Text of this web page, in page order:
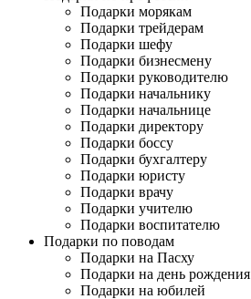
Подарки морякам
Подарки трейдерам
Подарки шефу
Подарки бизнесмену
Подарки руководителю
Подарки начальнику
Подарки начальнице
Подарки директору
Подарки боссу
Подарки бухгалтеру
Подарки юристу
Подарки врачу
Подарки учителю
Подарки воспитателю
Подарки по поводам
Подарки на Пасху
Подарки на день рождения
Подарки на юбилей